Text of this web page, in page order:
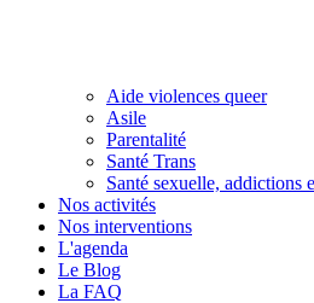
Aide violences queer
Asile
Parentalité
Santé Trans
Santé sexuelle, addictions
Nos activités
Nos interventions
L'agenda
Le Blog
La FAQ